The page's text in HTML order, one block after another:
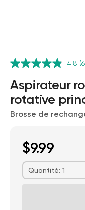
4.8
Aspirateur
rotative
Brosse de
$9.99
Quantité: 1